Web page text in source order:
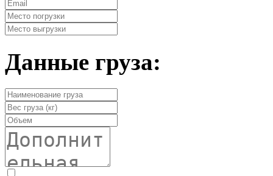
Данные груза: